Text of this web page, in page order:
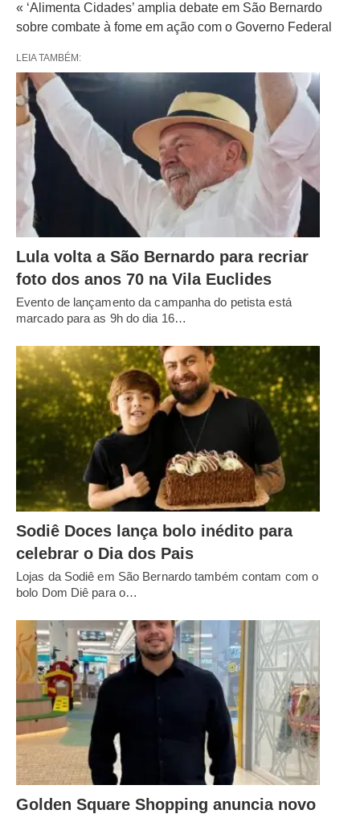
« ‘Alimenta Cidades’ amplia debate em São Bernardo
sobre combate à fome em ação com o Governo Federal
LEIA TAMBÉM:
Lula volta a São Bernardo para recriar
foto dos anos 70 na Vila Euclides
Evento de lançamento da campanha do petista está
marcado para as 9h do dia 16…
Sodiê Doces lança bolo inédito para
celebrar o Dia dos Pais
Lojas da Sodiê em São Bernardo também contam com o
bolo Dom Diê para o…
Golden Square Shopping anuncia novo